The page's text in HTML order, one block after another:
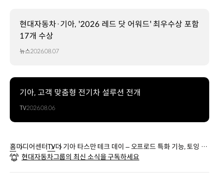
현대자동차·기아, '2026 레드 닷 어워드' 최우수상 포함
17개 수상
뉴스2026.08.07
기아, 고객 맞춤형 전기차 설루션 전개
TV2026.08.06
홈미디어센터TV더 기아 타스만 테크 데이 – 오프로드 특화 기능, 토잉 성
능
현대자동차그룹의 최신 소식을 구독하세요